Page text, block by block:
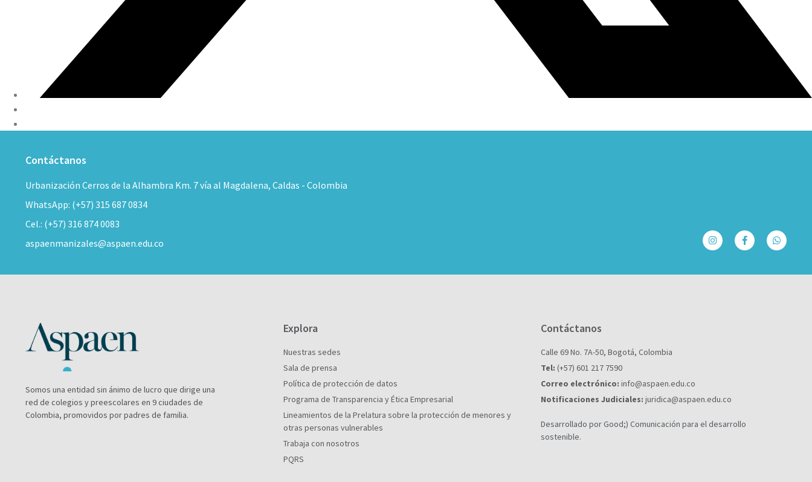
Contáctanos
Urbanización Cerros de la Alhambra Km. 7 vía al Magdalena, Caldas - Colombia
WhatsApp: (+57) 315 687 0834
Cel.: (+57) 316 874 0083
aspaenmanizales@aspaen.edu.co
Somos una entidad sin ánimo de lucro que dirige una
red de colegios y preescolares en 9 ciudades de
Colombia, promovidos por padres de familia.
Explora
Nuestras sedes
Sala de prensa
Política de protección de datos
Programa de Transparencia y Ética Empresarial
Lineamientos de la Prelatura sobre la protección de menores y
otras personas vulnerables
Trabaja con nosotros
PQRS
Contáctanos
Calle 69 No. 7A-50, Bogotá, Colombia
Tel: (+57) 601 217 7590
Correo electrónico: info@aspaen.edu.co
Notificaciones Judiciales: juridica@aspaen.edu.co
Desarrollado por Good;) Comunicación para el desarrollo
sostenible.